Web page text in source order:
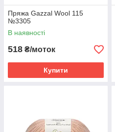
Пряжа Gazzal Wool 115
№3305
В наявності
518 ₴/моток
Купити